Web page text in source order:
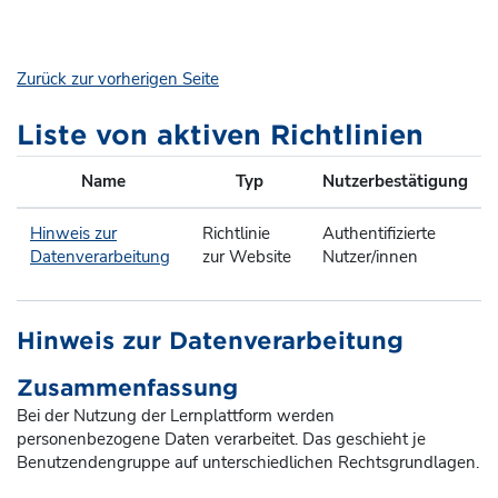
Zurück zur vorherigen Seite
Liste von aktiven Richtlinien
Name Typ Nutzerbestätigung
Hinweis zur
Datenverarbeitung
Richtlinie
zur Website
Authentifizierte
Nutzer/innen
Hinweis zur Datenverarbeitung
Zusammenfassung
Bei der Nutzung der Lernplattform werden
personenbezogene Daten verarbeitet. Das geschieht je
Benutzendengruppe auf unterschiedlichen Rechtsgrundlagen.